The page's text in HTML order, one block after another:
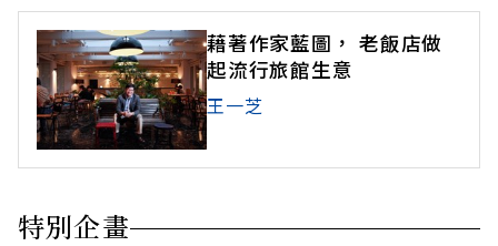
藉著作家藍圖， 老飯店做
起流行旅館生意
王一芝
特別企畫